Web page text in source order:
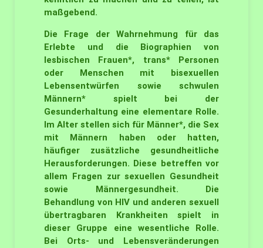
maßgebend.
Die Frage der Wahrnehmung für das
Erlebte und die Biographien von
lesbischen Frauen*, trans* Personen
oder Menschen mit bisexuellen
Lebensentwürfen sowie schwulen
Männern* spielt bei der
Gesunderhaltung eine elementare Rolle.
Im Alter stellen sich für Männer*, die Sex
mit Männern haben oder hatten,
häufiger zusätzliche gesundheitliche
Herausforderungen. Diese betreffen vor
allem Fragen zur sexuellen Gesundheit
sowie Männergesundheit. Die
Behandlung von HIV und anderen sexuell
übertragbaren Krankheiten spielt in
dieser Gruppe eine wesentliche Rolle.
Bei Orts- und Lebensveränderungen